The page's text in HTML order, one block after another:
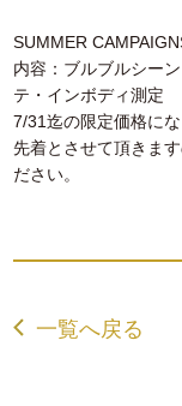
脱毛
SUMMER
内容：ブルブルシー
テ・インボディ測定
7/31迄の限定価格にな
先着とさせて頂きま
ださい。
一覧へ戻る